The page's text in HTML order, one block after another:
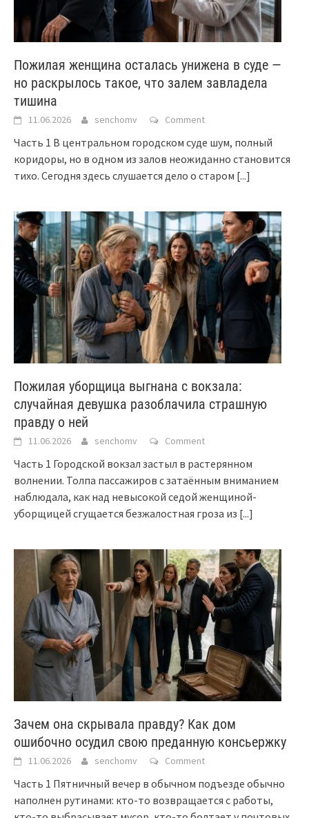
Пожилая женщина осталась унижена в суде —
но раскрылось такое, что залем завладела
тишина
11.06.2026 senchomv Comment
Часть 1 В центральном городском суде шум, полный
коридоры, но в одном из залов неожиданно становится
тихо. Сегодня здесь слушается дело о старом [...]
Пожилая уборщица выгнана с вокзала:
случайная девушка разоблачила страшную
правду о ней
11.06.2026 senchomv Comment
Часть 1 Городской вокзал застыл в растерянном
волнении. Толпа пассажиров с затаённым вниманием
наблюдала, как над невысокой седой женщиной-
уборщицей сгущается безжалостная гроза из [...]
Зачем она скрывала правду? Как дом
ошибочно осудил свою преданную консьержку
11.06.2026 senchomv Comment
Часть 1 Пятничный вечер в обычном подъезде обычно
наполнен рутинами: кто-то возвращается с работы,